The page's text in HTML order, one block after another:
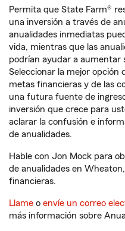
Permita que State Farm®
una inversión a través de
anualidades inmediatas
vida, mientras que las
podrían ayudar a aumentar
Seleccionar la mejor opción
metas financieras y de las
una futura fuente de
inversión que crece para
aclarar la confusión e
de anualidades.
Hable con Jon Mock para
de anualidades en
financieras.
Llame o envíe un correo
más información sobre